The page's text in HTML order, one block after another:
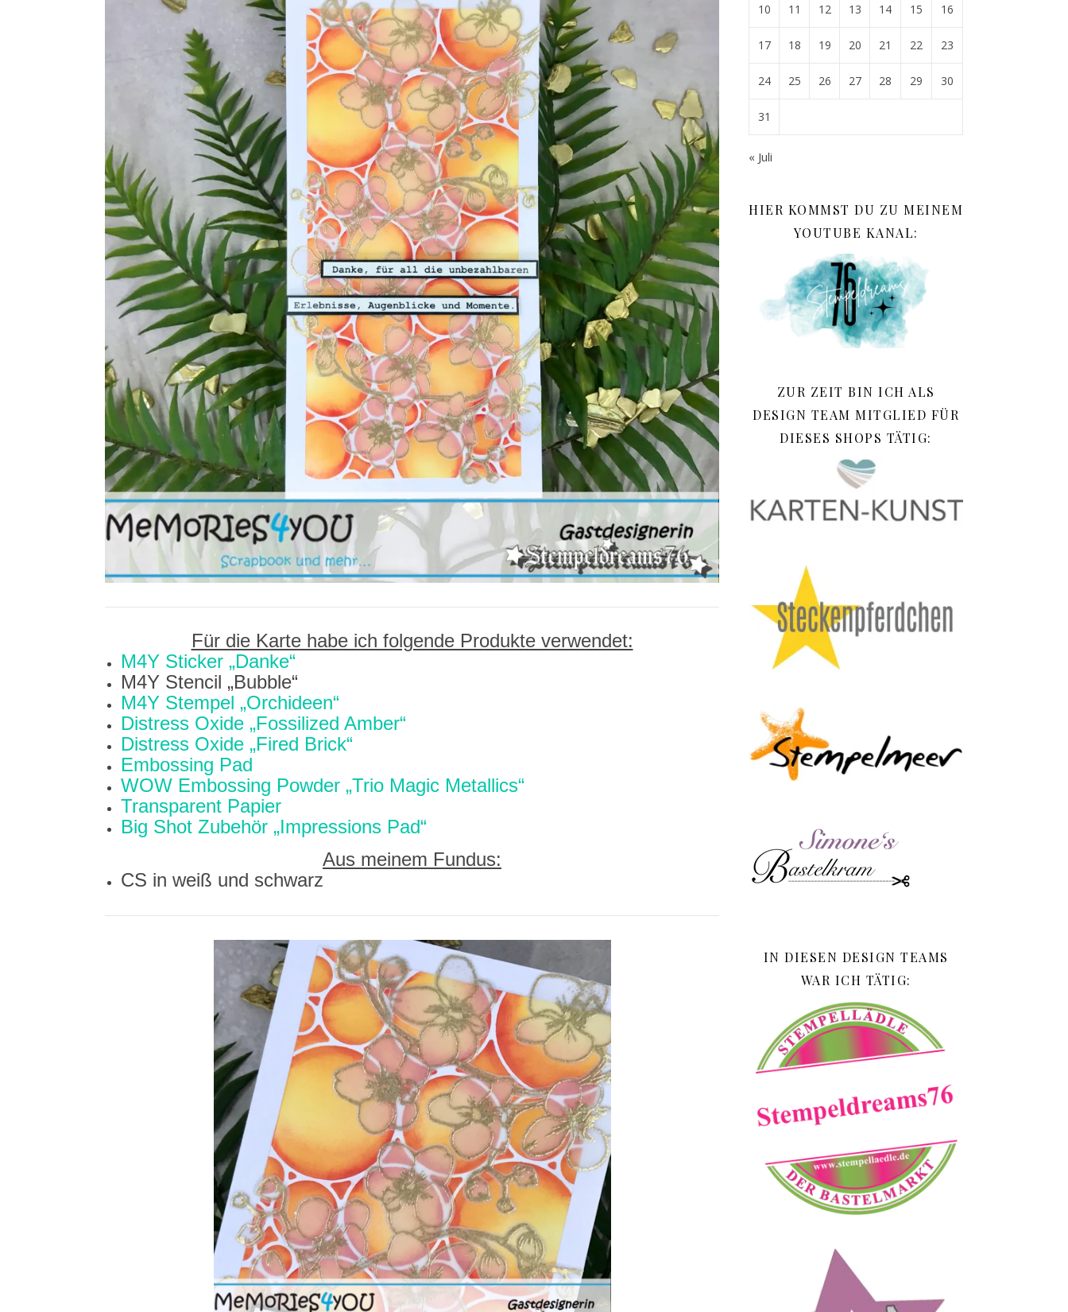
Für die Karte habe ich folgende Produkte verwendet:
M4Y Sticker „Danke“
M4Y Stencil „Bubble“
M4Y Stempel „Orchideen“
Distress Oxide „Fossilized Amber“
Distress Oxide „Fired Brick“
Embossing Pad
WOW Embossing Powder „Trio Magic Metallics“
Transparent Papier
Big Shot Zubehör „Impressions Pad“
Aus meinem Fundus:
CS in weiß und schwarz
10 11 12 13 14 15 16
17 18 19 20 21 22 23
24 25 26 27 28 29 30
31
« Juli
HIER KOMMST DU ZU MEINEM
YOUTUBE KANAL:
ZUR ZEIT BIN ICH ALS
DESIGN TEAM MITGLIED FÜR
DIESES SHOPS TÄTIG:
IN DIESEN DESIGN TEAMS
WAR ICH TÄTIG: